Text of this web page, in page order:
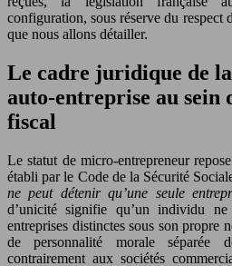
configuration, sous réserve du respect
que nous allons détailler.
Le cadre juridique de
auto-entreprise au sein
fiscal
Le statut de micro-entrepreneur
établi par le Code de la Sécurité
ne peut détenir qu’une seule
d’unicité signifie qu’un individu
entreprises distinctes sous son propre
de personnalité morale séparée
contrairement aux sociétés